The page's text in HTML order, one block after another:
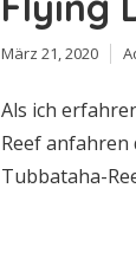
März 21, 2020
Als ich
Reef anfahren
Tubbataha-